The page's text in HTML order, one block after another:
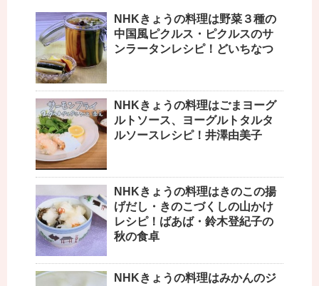
NHKきょうの料理は野菜３種の
中国風ピクルス・ピクルスのサ
ンラータンレシピ！どいちなつ
NHKきょうの料理はごまヨーグ
ルトソース、ヨーグルトタルタ
ルソースレシピ！井澤由美子
NHKきょうの料理はきのこの揚
げだし・きのこづくしの山かけ
レシピ！ばあば・鈴木登紀子の
秋の食卓
NHKきょうの料理はみかんのジ